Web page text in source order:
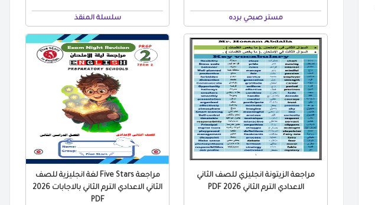
مستر صبحي برده سلسلة المنقذ
مراجعة الزيتونة انجليزي للصف الثاني
الاعدادي الترم الثاني 2026 PDF
مراجعة Five Stars لغة انجليزية للصف
الثاني الاعدادي الترم الثاني بالاجابات 2026
PDF